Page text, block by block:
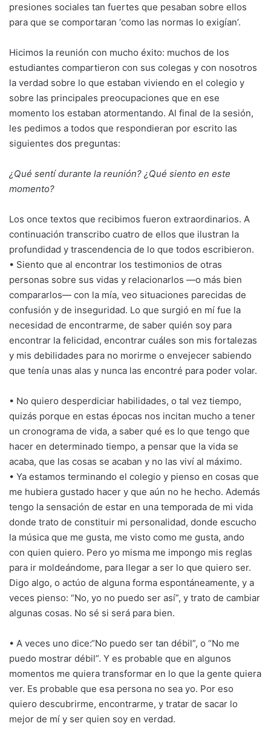
presiones sociales tan fuertes que pesaban sobre ellos
para que se comportaran ‘como las normas lo exigían’.
Hicimos la reunión con mucho éxito: muchos de los
estudiantes compartieron con sus colegas y con nosotros
la verdad sobre lo que estaban viviendo en el colegio y
sobre las principales preocupaciones que en ese
momento los estaban atormentando. Al final de la sesión,
les pedimos a todos que respondieran por escrito las
siguientes dos preguntas:
¿Qué sentí durante la reunión? ¿Qué siento en este
momento?
Los once textos que recibimos fueron extraordinarios. A
continuación transcribo cuatro de ellos que ilustran la
profundidad y trascendencia de lo que todos escribieron.
• Siento que al encontrar los testimonios de otras
personas sobre sus vidas y relacionarlos —o más bien
compararlos— con la mía, veo situaciones parecidas de
confusión y de inseguridad. Lo que surgió en mí fue la
necesidad de encontrarme, de saber quién soy para
encontrar la felicidad, encontrar cuáles son mis fortalezas
y mis debilidades para no morirme o envejecer sabiendo
que tenía unas alas y nunca las encontré para poder volar.
• No quiero desperdiciar habilidades, o tal vez tiempo,
quizás porque en estas épocas nos incitan mucho a tener
un cronograma de vida, a saber qué es lo que tengo que
hacer en determinado tiempo, a pensar que la vida se
acaba, que las cosas se acaban y no las viví al máximo.
• Ya estamos terminando el colegio y pienso en cosas que
me hubiera gustado hacer y que aún no he hecho. Además
tengo la sensación de estar en una temporada de mi vida
donde trato de constituir mi personalidad, donde escucho
la música que me gusta, me visto como me gusta, ando
con quien quiero. Pero yo misma me impongo mis reglas
para ir moldeándome, para llegar a ser lo que quiero ser.
Digo algo, o actúo de alguna forma espontáneamente, y a
veces pienso: “No, yo no puedo ser así”, y trato de cambiar
algunas cosas. No sé si será para bien.
• A veces uno dice:“No puedo ser tan débil”, o “No me
puedo mostrar débil”. Y es probable que en algunos
momentos me quiera transformar en lo que la gente quiera
ver. Es probable que esa persona no sea yo. Por eso
quiero descubrirme, encontrarme, y tratar de sacar lo
mejor de mí y ser quien soy en verdad.